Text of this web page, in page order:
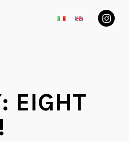
EIGHT